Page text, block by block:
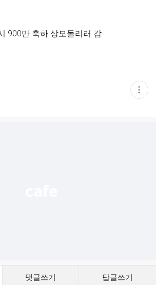
900만 축하 상모돌리러 감
현
재
댓글쓰기 답글쓰기